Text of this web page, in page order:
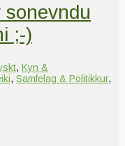
sonevndu
;-)
, Kyn &
, Samfelag & Politikkur,